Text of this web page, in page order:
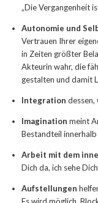
„Die Vergangenheit
Autonomie und
Vertrauen Ihrer
in Zeiten größter
Akteurin wahr, die
gestalten und damit
Integration dessen,
Imagination meint
Bestandteil
Arbeit mit dem
Dich da, ich sehe
Aufstellungen